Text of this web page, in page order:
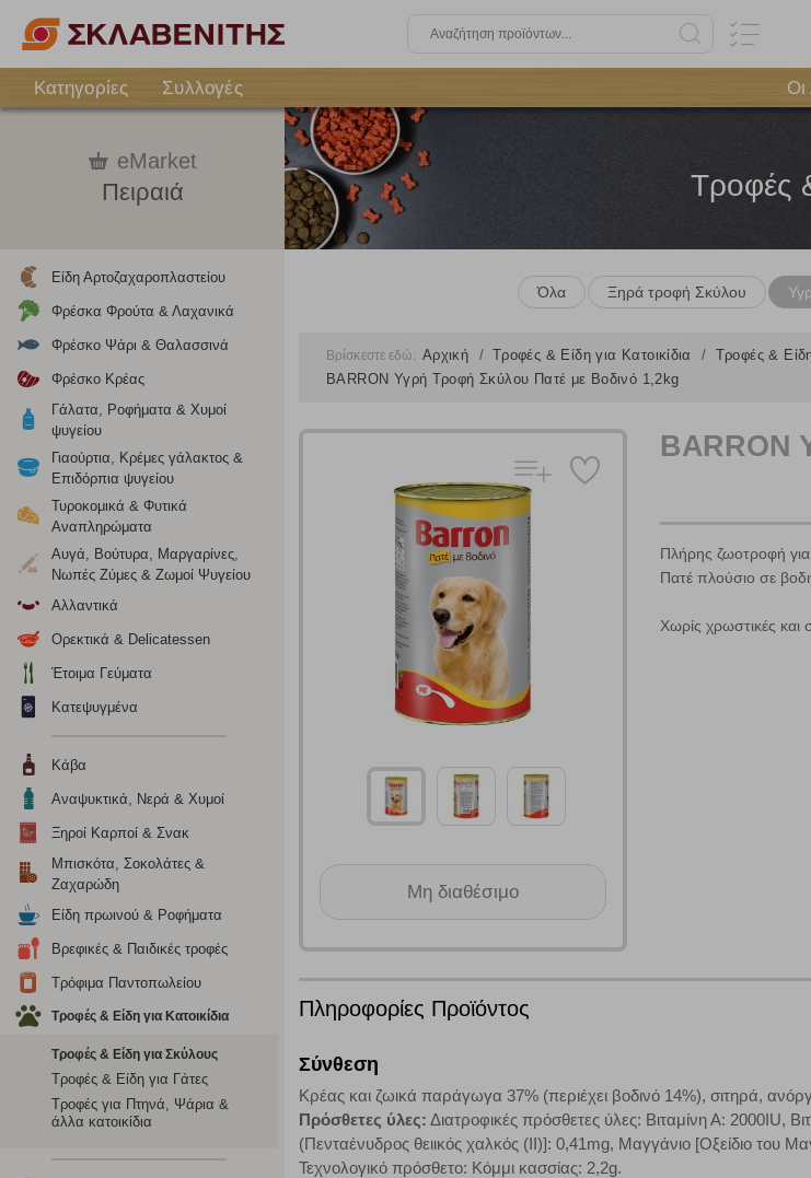
Κατηγορίες
Συλλογές Οι
eMarket
Πειραιά
Είδη Αρτοζαχαροπλαστείου
Φρέσκα Φρούτα & Λαχανικά
Φρέσκο Ψάρι & Θαλασσινά
Φρέσκο Κρέας
Γάλατα, Ροφήματα & Χυμοί
ψυγείου
Γιαούρτια, Κρέμες γάλακτος &
Επιδόρπια ψυγείου
Τυροκομικά & Φυτικά
Αναπληρώματα
Αυγά, Βούτυρα, Μαργαρίνες,
Νωπές Ζύμες & Ζωμοί Ψυγείου
Αλλαντικά
Ορεκτικά & Delicatessen
Έτοιμα Γεύματα
Κατεψυγμένα
Κάβα
Αναψυκτικά, Νερά & Χυμοί
Ξηροί Καρποί & Σνακ
Μπισκότα, Σοκολάτες &
Ζαχαρώδη
Είδη πρωινού & Ροφήματα
Βρεφικές & Παιδικές τροφές
Τρόφιμα Παντοπωλείου
Τροφές & Είδη για Κατοικίδια
Τροφές & Είδη για Σκύλους
Τροφές & Είδη για Γάτες
Τροφές για Πτηνά, Ψάρια &
άλλα κατοικίδια
Τροφές
Όλα Ξηρά τροφή Σκύλου
Βρίσκεστε εδώ: Αρχική Τροφές & Είδη για Κατοικίδια Τροφές &
BARRON Υγρή Τροφή Σκύλου Πατέ με Βοδινό 1,2kg
Μη διαθέσιμο
BARRON
Πλήρης ζωοτροφή για
Πατέ πλούσιο σε
Χωρίς χρωστικές και
Πληροφορίες Προϊόντος
Σύνθεση
Κρέας και ζωικά παράγωγα 37% (περιέχει βοδινό 14%), σιτηρά,
Πρόσθετες ύλες: Διατροφικές πρόσθετες ύλες: Βιταμίνη Α: 2000IU,
(Πενταένυδρος θειικός χαλκός (ΙΙ)]: 0,41mg, Μαγγάνιο [Οξείδιο του
Τεχνολογικό πρόσθετο: Κόμμι κασσίας: 2,2g.
Γράψτε τα προϊόντα που επιθυμείτε, με
Ρυθμίσεις Cookies
Ενημέρωση
Κατά την απλή περιήγηση ή/και χρήση του ιστότοπου συλλέγουμε αυτόματα δεδομένα σύνδεσης και
περιέχουν προσωποποιημένα χαρακτηριστικά που υποδεικνύουν την ταυτότητά σας. Τα cookies είναι
υπολογιστή ή την ηλεκτρονική συσκευή σας, προσθέτοντας λειτουργικότητα στην ιστοσελίδα και
σας. Η κατηγορία των απολύτως απαραίτητων cookies για την ομαλή λειτουργία του ιστότοπου είναι η μόνη
σχετικό κουμπί επάνω δεξιά, αφού ενημερωθείτε σχετικά. Ωστόσο θα πρέπει να γνωρίζετε ότι αποκλεισμός
σας ή/και της χρήσης των υπηρεσιών μας.Δείτε περισσότερα
Λειτουργικά cookies
Τα λειτουργικά cookies επιτρέπουν την παροχή βελτιωμένων λειτουργιών και εξατομίκευσης, όπως π.χ.
οποίων τις υπηρεσίες έχουμε επιλέξει. Αν δεν επιτρέψετε την αποδοχή αυτής της κατηγορίας cookies,